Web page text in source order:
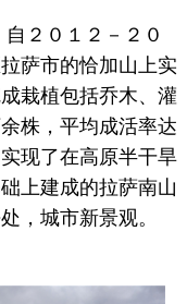
２０１２－２０
萨市的恰加山上实
栽植包括乔木、灌
株，平均成活率达
现了在高原半干旱
上建成的拉萨南山
，城市新景观。